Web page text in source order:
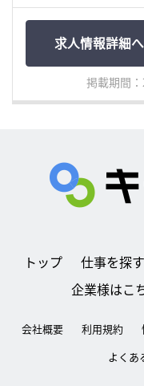
求人情報詳細へ
掲載期間
トップ 仕事を探す
企業様はこ
会社概要 利用規約
よくあ